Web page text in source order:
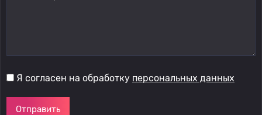
Я согласен на обработку персональных данных
Отправить